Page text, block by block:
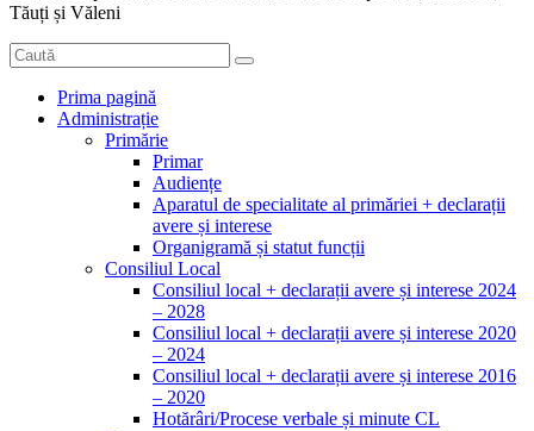
Tăuți și Văleni
Prima pagină
Administrație
Primărie
Primar
Audiențe
Aparatul de specialitate al primăriei + declarații
avere și interese
Organigramă și statut funcții
Consiliul Local
Consiliul local + declarații avere și interese 2024
– 2028
Consiliul local + declarații avere și interese 2020
– 2024
Consiliul local + declarații avere și interese 2016
– 2020
Hotărâri/Procese verbale și minute CL